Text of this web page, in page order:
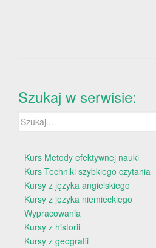
Szukaj w serwisie:
Szukaj:
Kurs Metody efektywnej nauki
Kurs Techniki szybkiego czytania
Kursy z języka angielskiego
Kursy z języka niemieckiego
Wypracowania
Kursy z historii
Kursy z geografii